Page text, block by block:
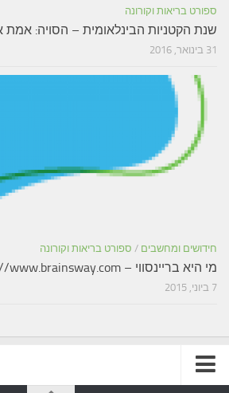
ספורט בריאות וקורונה
שנת הקטניות הבינלאומית – הסויה: אמת
31 בינואר, 2016
חידושים ומחשבים / ספורט בריאות וקורונה
מי היא בריינסווי – http://www.brainsway.com/
7 ביוני, 2015